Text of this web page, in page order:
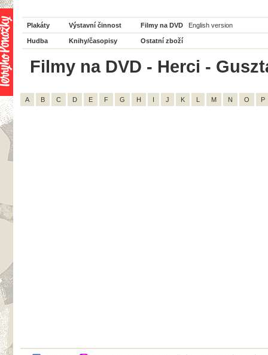
Plakáty Výstavní činnost Filmy na DVD English version
Hudba Knihy/časopisy Ostatní zboží
Filmy na DVD - Herci -
A B C D E F G H I J K L M N O P